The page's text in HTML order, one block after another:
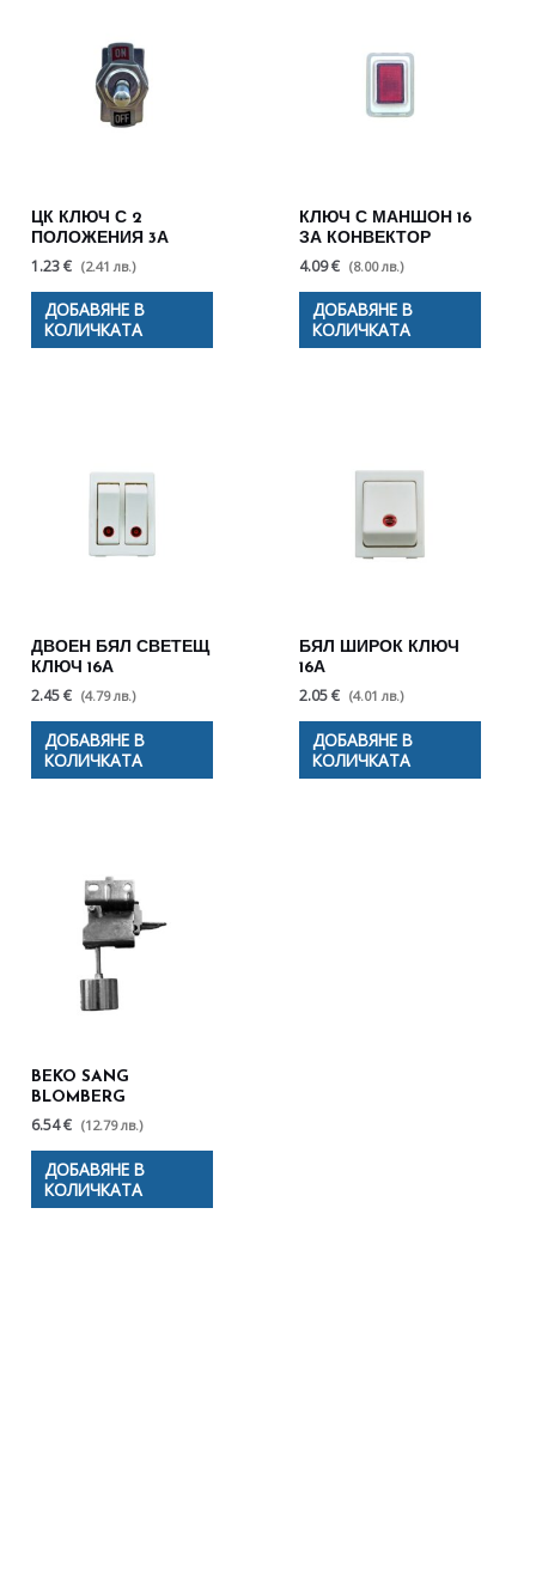
ЦК КЛЮЧ С 2
ПОЛОЖЕНИЯ 3А
1.23 € (2.41 лв.)
ДОБАВЯНЕ В
КОЛИЧКАТА
КЛЮЧ С МАНШОН 16
ЗА КОНВЕКТОР
4.09 € (8.00 лв.)
ДОБАВЯНЕ В
КОЛИЧКАТА
ДВОЕН БЯЛ СВЕТЕЩ
КЛЮЧ 16А
2.45 € (4.79 лв.)
ДОБАВЯНЕ В
КОЛИЧКАТА
БЯЛ ШИРОК КЛЮЧ
16А
2.05 € (4.01 лв.)
ДОБАВЯНЕ В
КОЛИЧКАТА
BEKO SANG
BLOMBERG
6.54 € (12.79 лв.)
ДОБАВЯНЕ В
КОЛИЧКАТА